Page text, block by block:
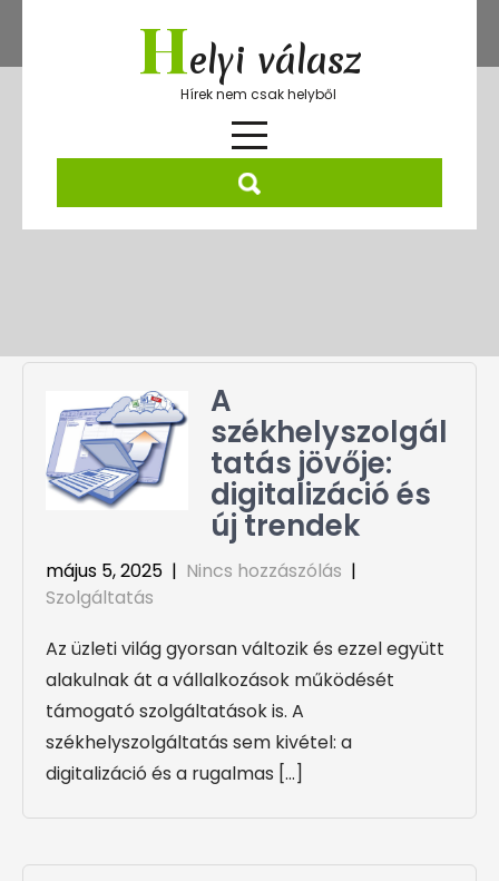
content
Helyi válasz
Hírek nem csak helyből
Szerző:Viki
A
székhelyszolgál
tatás jövője:
digitalizáció és
új trendek
május 5, 2025 | Nincs hozzászólás |
Szolgáltatás
Az üzleti világ gyorsan változik és ezzel együtt
alakulnak át a vállalkozások működését
támogató szolgáltatások is. A
székhelyszolgáltatás sem kivétel: a
digitalizáció és a rugalmas […]